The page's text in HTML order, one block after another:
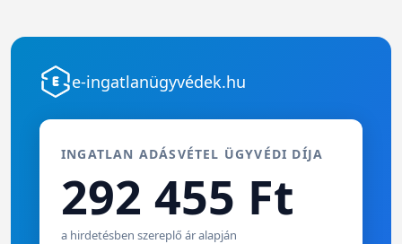
e-ingatlanügyvédek.hu
INGATLAN ADÁSVÉTEL ÜGYVÉDI DÍJA
292 455 Ft
a hirdetésben szereplő ár alapján